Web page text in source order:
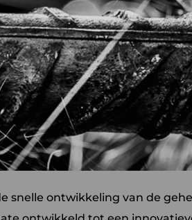
snelle ontwikkeling van de